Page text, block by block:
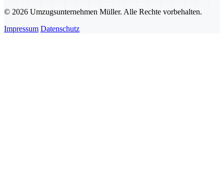
© 2026 Umzugsunternehmen Müller. Alle Rechte vorbehalten.
Impressum Datenschutz